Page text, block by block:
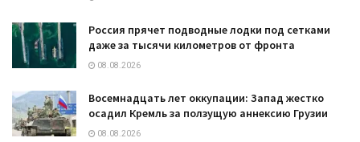
Россия прячет подводные лодки под сетками
даже за тысячи километров от фронта
08.08.2026
Восемнадцать лет оккупации: Запад жестко
осадил Кремль за ползущую аннексию Грузии
08.08.2026